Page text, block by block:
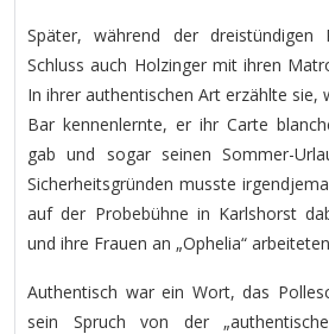
Später, während der
Schluss auch Holzinger mit ihren
In ihrer authentischen Art erzählte sie,
Bar kennenlernte, er ihr Carte
gab und sogar seinen Sommer-
Sicherheitsgründen musste
auf der Probebühne in Karlshorst
und ihre Frauen an „Ophelia“
Authentisch war ein Wort, das
sein Spruch von der